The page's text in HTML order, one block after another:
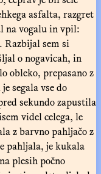
asfalta, razgret
na vogalu in vpil:
. Razbijal sem si
o nogavicah, in
obleko, prepasano z
segala vse do
sekundo zapustila
videl celega, le
z barvno pahljačo z
pahljala, je kukala
plesih počno